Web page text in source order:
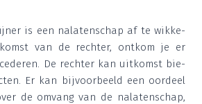
is een nala­ten­schap af te wik­ke­
van de rech­ter, ont­kom je er
De rech­ter kan uit­komst bie­
Er kan bij­voor­beeld een oor­deel
de omvang van de nala­ten­schap,